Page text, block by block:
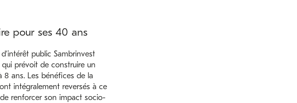
pour ses 40 ans
public Sambrinvest
prévoit de construire un
ans. Les bénéfices de la
intégralement reversés à ce
renforcer son impact socio-